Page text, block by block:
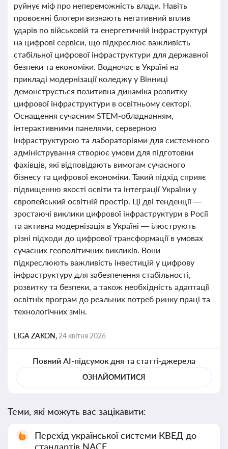
руйнує міф про непереможність влади. Навіть
провоєнні блогери визнають негативний вплив
ударів по військовій та енергетичній інфраструктурі
на цифрові сервіси, що підкреслює важливість
стабільної цифрової інфраструктури для державної
безпеки та економіки. Водночас в Україні на
прикладі модернізації коледжу у Вінниці
демонструється позитивна динаміка розвитку
цифрової інфраструктури в освітньому секторі.
Оснащення сучасним STEM-обладнанням,
інтерактивними панелями, серверною
інфраструктурою та лабораторіями для системного
адміністрування створює умови для підготовки
фахівців, які відповідають вимогам сучасного
бізнесу та цифрової економіки. Такий підхід сприяє
підвищенню якості освіти та інтеграції України у
європейський освітній простір. Ці дві тенденції —
зростаючі виклики цифрової інфраструктури в Росії
та активна модернізація в Україні — ілюструють
різні підходи до цифрової трансформації в умовах
сучасних геополітичних викликів. Вони
підкреслюють важливість інвестицій у цифрову
інфраструктуру для забезпечення стабільності,
розвитку та безпеки, а також необхідність адаптації
освітніх програм до реальних потреб ринку праці та
технологічних змін.
LIGA ZAKON, 24 квітня 2026
Повний AI-підсумок дня та статті-джерела
ОЗНАЙОМИТИСЯ
Теми, які можуть вас зацікавити:
Перехід української системи КВЕД до
стандартів NACE